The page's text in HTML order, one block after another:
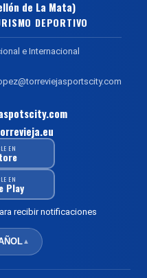
de La Mata)
DEPORTIVO
e Internacional
EN
EN
Play
recibir notificaciones
▲